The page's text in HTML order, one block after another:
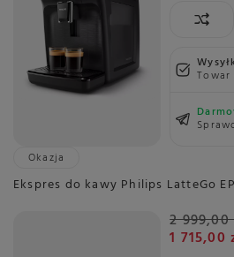
Okazja
Ekspres do kawy Philips LatteGo
2 999,00
1 715,00